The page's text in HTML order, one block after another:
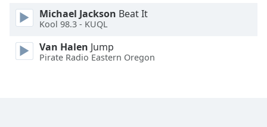
Michael Jackson Beat It
Kool 98.3 - KUQL
Van Halen Jump
Pirate Radio Eastern Oregon